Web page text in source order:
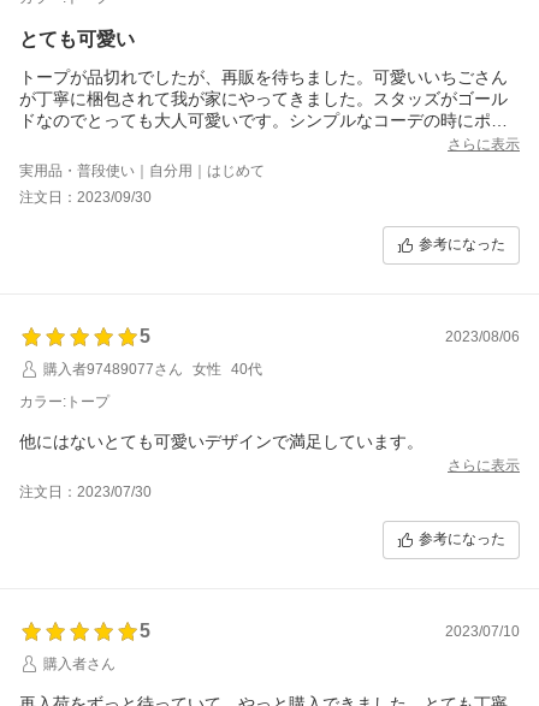
とても可愛い
トープが品切れでしたが、再販を待ちました。可愛いいちごさん
が丁寧に梱包されて我が家にやってきました。スタッズがゴール
ドなのでとっても大人可愛いです。シンプルなコーデの時にポイ
ントで合わせてます。よい買い物ができ嬉しいです。ありがとう
ございました。
さらに表示
実用品・普段使い｜自分用｜はじめて
注文日：2023/09/30
参考になった
5
2023/08/06
購入者97489077さん
女性
40代
カラー:トープ
他にはないとても可愛いデザインで満足しています。
さらに表示
注文日：2023/07/30
参考になった
5
2023/07/10
購入者さん